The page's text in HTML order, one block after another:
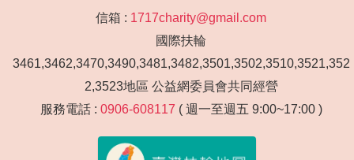
信箱 : 1717charity@gmail.com
國際扶輪
3461,3462,3470,3490,3481,3482,3501,3502,3510,3521,352
2,3523地區 公益網委員會共同經營
服務電話 : 0906-608117 ( 週一至週五 9:00~17:00 )